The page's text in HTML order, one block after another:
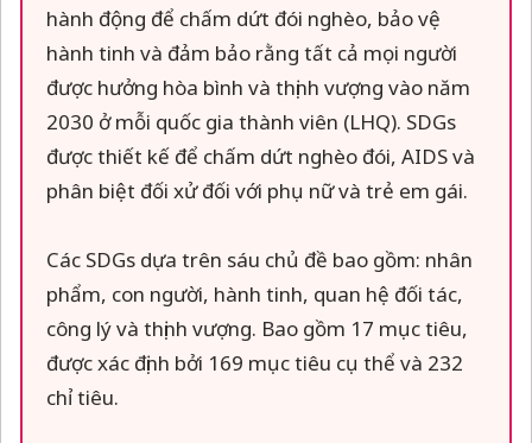
hành động để chấm dứt đói nghèo, bảo vệ
hành tinh và đảm bảo rằng tất cả mọi người
được hưởng hòa bình và thịnh vượng vào năm
2030 ở mỗi quốc gia thành viên (LHQ). SDGs
được thiết kế để chấm dứt nghèo đói, AIDS và
phân biệt đối xử đối với phụ nữ và trẻ em gái.
Các SDGs dựa trên sáu chủ đề bao gồm: nhân
phẩm, con người, hành tinh, quan hệ đối tác,
công lý và thịnh vượng. Bao gồm 17 mục tiêu,
được xác định bởi 169 mục tiêu cụ thể và 232
chỉ tiêu.